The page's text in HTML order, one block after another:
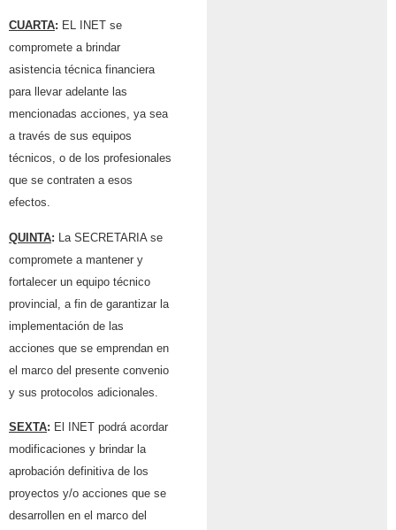
CUARTA: EL INET se
compromete a brindar
asistencia técnica financiera
para llevar adelante las
mencionadas acciones, ya sea
a través de sus equipos
técnicos, o de los profesionales
que se contraten a esos
efectos.
QUINTA: La SECRETARIA se
compromete a mantener y
fortalecer un equipo técnico
provincial, a fin de garantizar la
implementación de las
acciones que se emprendan en
el marco del presente convenio
y sus protocolos adicionales.
SEXTA: El INET podrá acordar
modificaciones y brindar la
aprobación definitiva de los
proyectos y/o acciones que se
desarrollen en el marco del